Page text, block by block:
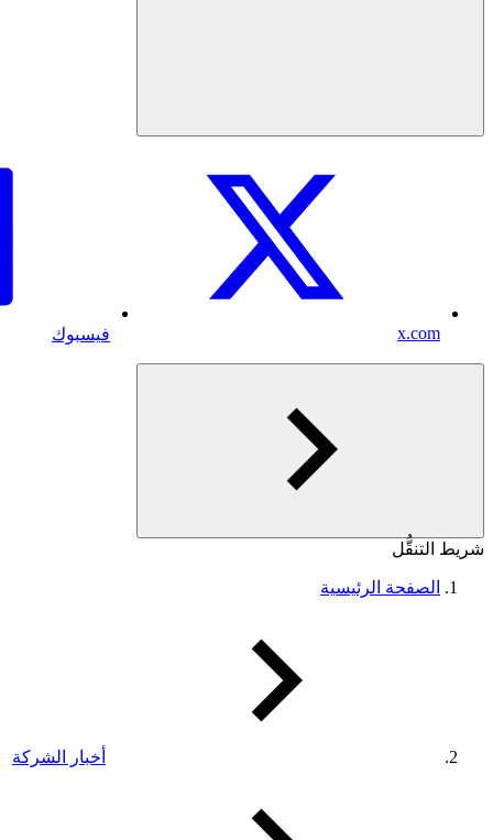
x.com فيسبوك
شريط التنقُّل
الصفحة الرئيسية
أخبار الشركة